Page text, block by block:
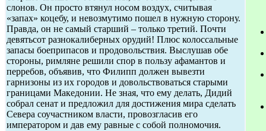
слонов. Он просто втянул носом воздух, считывая
«запах» коцебу, и невозмутимо пошел в нужную сторону.
Правда, он не самый старший – только третий. Почти
девятьсот разнокалиберных орудий! Плюс колоссальные
запасы боеприпасов и продовольствия. Выслушав обе
стороны, римляне решили спор в пользу афамантов и
перребов, объявив, что Филипп должен вывезти
гарнизоны из их городов и довольствоваться старыми
границами Македонии. Не зная, что ему делать, Дидий
собрал сенат и предложил для достижения мира сделать
Севера соучастником власти, провозгласив его
императором и дав ему равные с собой полномочия.